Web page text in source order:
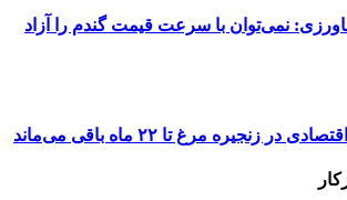
نمی‌توان با سرعت قیمت گندم را آزاد
در زنجیره مرغ تا ۲۲ ماه باقی می‌ماند